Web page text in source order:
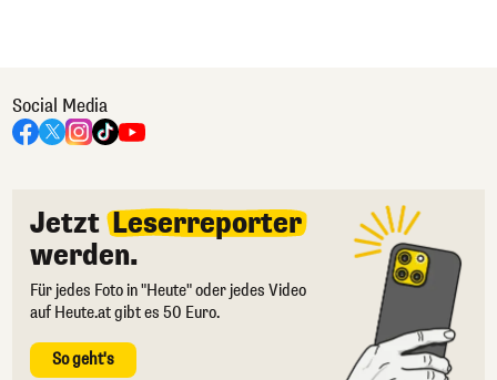
Social Media
Jetzt Leserreporter
werden.
Für jedes Foto in "Heute" oder jedes Video
auf Heute.at gibt es 50 Euro.
So geht's